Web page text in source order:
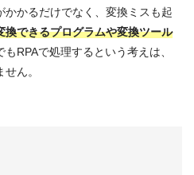
かかるだけでなく、変換ミスも起
換できるプログラムや変換ツール
もRPAで処理するという考えは、
ん。